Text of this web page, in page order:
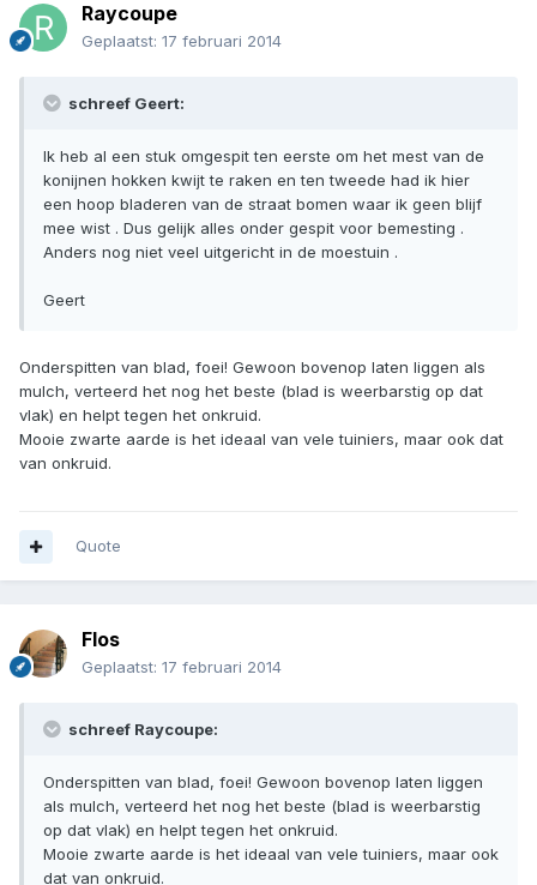
Raycoupe
Geplaatst: 17 februari 2014
schreef Geert:
Ik heb al een stuk omgespit ten eerste om het mest van de
konijnen hokken kwijt te raken en ten tweede had ik hier
een hoop bladeren van de straat bomen waar ik geen blijf
mee wist . Dus gelijk alles onder gespit voor bemesting .
Anders nog niet veel uitgericht in de moestuin .
Geert
Onderspitten van blad, foei! Gewoon bovenop laten liggen als
mulch, verteerd het nog het beste (blad is weerbarstig op dat
vlak) en helpt tegen het onkruid.
Mooie zwarte aarde is het ideaal van vele tuiniers, maar ook dat
van onkruid.
Quote
Flos
Geplaatst: 17 februari 2014
schreef Raycoupe:
Onderspitten van blad, foei! Gewoon bovenop laten liggen
als mulch, verteerd het nog het beste (blad is weerbarstig
op dat vlak) en helpt tegen het onkruid.
Mooie zwarte aarde is het ideaal van vele tuiniers, maar ook
dat van onkruid.